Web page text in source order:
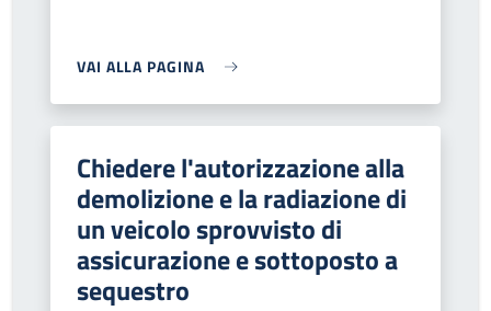
VAI ALLA PAGINA
Chiedere l'autorizzazione alla
demolizione e la radiazione di
un veicolo sprovvisto di
assicurazione e sottoposto a
sequestro